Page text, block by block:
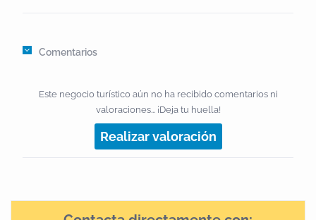
Comentarios
Este negocio turístico aún no ha recibido comentarios ni
valoraciones... ¡Deja tu huella!
Realizar valoración